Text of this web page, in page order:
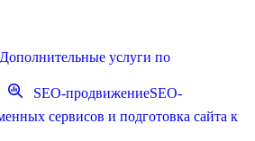
Дополнительные услуги по
SEO-продвижениеSEO-
сервисов и подготовка сайта к